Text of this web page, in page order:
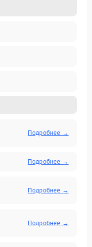
Подробнее →
Подробнее →
Подробнее →
Подробнее →